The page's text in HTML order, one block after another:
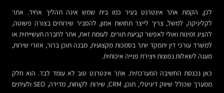
לכן, הקמת אתר אינטרנט בעיר כמו בית שמש אינה תהליך אחיד. אתר
לקליניקה, למשל, צריך לייצר תחושת אמון, להסביר שירותים בצורה פשוטה,
להציג זמינות ואולי לאפשר קביעת תורים. לעומת זאת, אתר לחברה תעשייתית או
למשרד עורכי דין יתמקד יותר בסמכות מקצועית, מבנה תוכן ברור, אזורי שירות,
מענה לשאלות נפוצות ויצירת פנייה איכותית.
כאן נכנסת החשיבה המערכתית. אתר אינטרנט טוב לא עומד לבד. הוא חלק
ממערך שכולל שיווק דיגיטלי, תוכן, CRM, שירות לקוחות, מדידה, SEO ולעיתים